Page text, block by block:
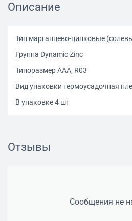
Описание
Тип марганцево-цинковые
Группа Dynamic Zinc
Типоразмер AAA, R03
Вид упаковки термоусадочная
В упаковке 4 шт
Отзывы
Сообщения не